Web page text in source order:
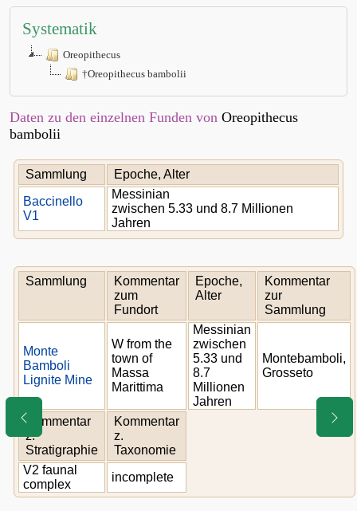
Systematik
Oreopithecus
†Oreopithecus bambolii
Daten zu den einzelnen Funden von Oreopithecus
bambolii
Sammlung
Epoche, Alter
Baccinello
V1
Messinian
zwischen 5.33 und 8.7 Millionen
Jahren
Sammlung
Kommentar
zum
Fundort
Epoche,
Alter
Kommentar
zur
Sammlung
Monte
Bamboli
Lignite Mine
W from the
town of
Massa
Marittima
Messinian
zwischen
5.33 und
8.7
Millionen
Jahren
Montebamboli,
Grosseto
Kommentar
z.
Stratigraphie
Kommentar
z.
Taxonomie
V2 faunal
complex
incomplete